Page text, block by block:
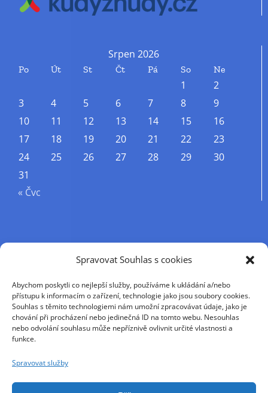
Spravovat Souhlas s cookies
Abychom poskytli co nejlepší služby, používáme k ukládání a/nebo
přístupu k informacím o zařízení, technologie jako jsou soubory cookies.
Souhlas s těmito technologiemi nám umožní zpracovávat údaje, jako je
chování při procházení nebo jedinečná ID na tomto webu. Nesouhlas
nebo odvolání souhlasu může nepříznivě ovlivnit určité vlastnosti a
funkce.
Spravovat služby
Srpen 2026
Po Út St Čt Pá So Ne
1
2
3
4 5 6 7 8
9
10
11 12 13 14 15
16
17
18 19 20 21 22
23
24
25 26 27 28 29
30
31
« Čvc
Příjmení
Křestní jméno
E-mail
Pokračováním přijímáte zásady ochrany osobních